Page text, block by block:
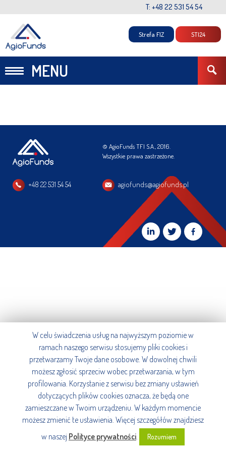
T: +48 22 531 54 54
MENU
Strefa FIZ STI24
© AgioFunds TFI S.A., 2016.
Wszystkie prawa zastrzeżone.
+48 22 531 54 54 agiofunds@agiofunds.pl
W celu świadczenia usług na najwyższym poziomie w
ramach naszego serwisu stosujemy pliki cookies i
przetwarzamy Twoje dane osobowe. W dowolnej chwili
możesz zgłosić sprzeciw wobec przetwarzania, w tym
profilowania. Korzystanie z serwisu bez zmiany ustawień
dotyczących plików cookies oznacza, że będą one
zamieszczane w Twoim urządzeniu. W każdym momencie
możesz zmienić te ustawienia. Więcej szczegółów znajdziesz
w naszej Polityce prywatności. Rozumiem